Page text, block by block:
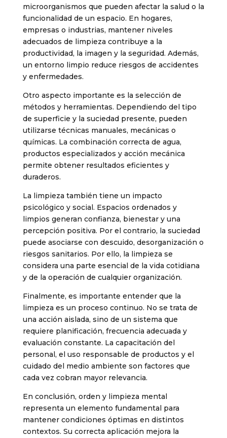
microorganismos que pueden afectar la salud o la
funcionalidad de un espacio. En hogares,
empresas o industrias, mantener niveles
adecuados de limpieza contribuye a la
productividad, la imagen y la seguridad. Además,
un entorno limpio reduce riesgos de accidentes
y enfermedades.
Otro aspecto importante es la selección de
métodos y herramientas. Dependiendo del tipo
de superficie y la suciedad presente, pueden
utilizarse técnicas manuales, mecánicas o
químicas. La combinación correcta de agua,
productos especializados y acción mecánica
permite obtener resultados eficientes y
duraderos.
La limpieza también tiene un impacto
psicológico y social. Espacios ordenados y
limpios generan confianza, bienestar y una
percepción positiva. Por el contrario, la suciedad
puede asociarse con descuido, desorganización o
riesgos sanitarios. Por ello, la limpieza se
considera una parte esencial de la vida cotidiana
y de la operación de cualquier organización.
Finalmente, es importante entender que la
limpieza es un proceso continuo. No se trata de
una acción aislada, sino de un sistema que
requiere planificación, frecuencia adecuada y
evaluación constante. La capacitación del
personal, el uso responsable de productos y el
cuidado del medio ambiente son factores que
cada vez cobran mayor relevancia.
En conclusión, orden y limpieza mental
representa un elemento fundamental para
mantener condiciones óptimas en distintos
contextos. Su correcta aplicación mejora la